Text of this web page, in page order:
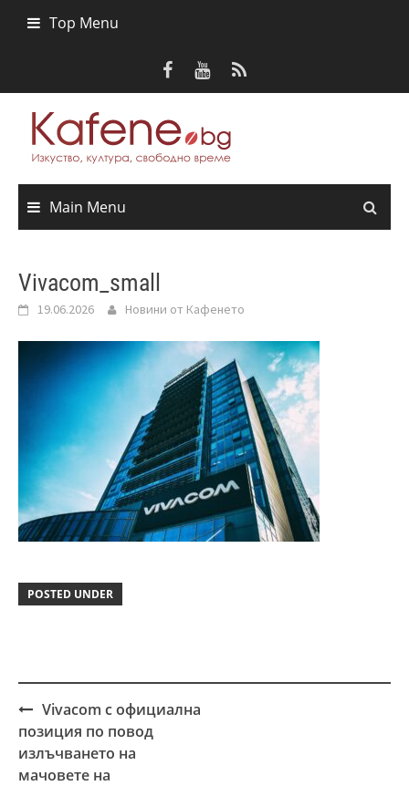
Top Menu
Main Menu
Vivacom_small
19.06.2026 Новини от Кафенето
POSTED UNDER
Post
navigation
Vivacom с официална
позиция по повод
излъчването на
мачовете на